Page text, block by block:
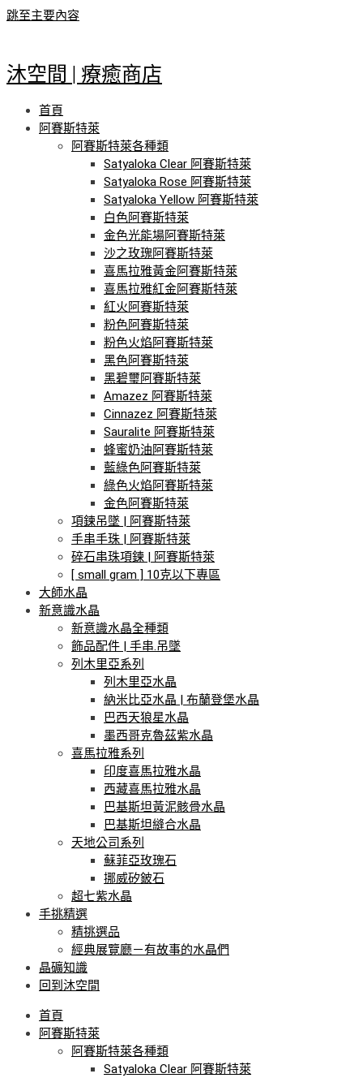
跳至主要內容
沐空間 | 療癒商店
首頁
阿賽斯特萊
阿賽斯特萊各種類
Satyaloka Clear 阿賽斯特萊
Satyaloka Rose 阿賽斯特萊
Satyaloka Yellow 阿賽斯特萊
白色阿賽斯特萊
金色光能場阿賽斯特萊
沙之玫瑰阿賽斯特萊
喜馬拉雅黃金阿賽斯特萊
喜馬拉雅紅金阿賽斯特萊
紅火阿賽斯特萊
粉色阿賽斯特萊
粉色火焰阿賽斯特萊
黑色阿賽斯特萊
黑碧璽阿賽斯特萊
Amazez 阿賽斯特萊
Cinnazez 阿賽斯特萊
Sauralite 阿賽斯特萊
蜂蜜奶油阿賽斯特萊
藍綠色阿賽斯特萊
綠色火焰阿賽斯特萊
金色阿賽斯特萊
項鍊吊墜 | 阿賽斯特萊
手串手珠 | 阿賽斯特萊
碎石串珠項鍊 | 阿賽斯特萊
[ small gram ] 10克以下專區
大師水晶
新意識水晶
新意識水晶全種類
飾品配件 | 手串.吊墜
列木里亞系列
列木里亞水晶
納米比亞水晶 | 布蘭登堡水晶
巴西天狼星水晶
墨西哥克魯茲紫水晶
喜馬拉雅系列
印度喜馬拉雅水晶
西藏喜馬拉雅水晶
巴基斯坦黃泥骸骨水晶
巴基斯坦縫合水晶
天地公司系列
蘇菲亞玫瑰石
挪威矽鈹石
超七紫水晶
手挑精選
精挑選品
經典展覽廳－有故事的水晶們
晶礦知識
回到沐空間
首頁
阿賽斯特萊
阿賽斯特萊各種類
Satyaloka Clear 阿賽斯特萊